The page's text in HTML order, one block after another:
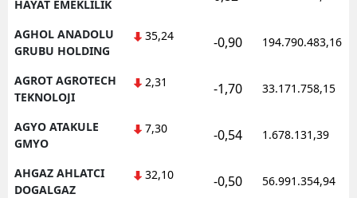
HAYAT EMEKLILIK
AGHOL ANADOLU
GRUBU HOLDING
35,24 -0,90 194.790.483,16
AGROT AGROTECH
TEKNOLOJI
2,31 -1,70 33.171.758,15
AGYO ATAKULE
GMYO
7,30 -0,54 1.678.131,39
AHGAZ AHLATCI
DOGALGAZ
32,10 -0,50 56.991.354,94